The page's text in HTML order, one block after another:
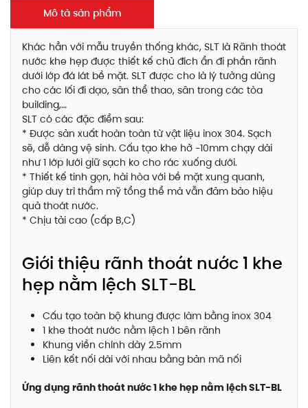
Mô tả sản phẩm
Khác hẳn với mẫu truyền thống khác, SLT là Rãnh thoát
nước khe hẹp được thiết kế chủ đích ẩn đi phần rãnh
dưới lớp đá lát bề mặt. SLT được cho là lý tưởng dùng
cho các lối đi dạo, sân thể thao, sân trong các tòa
building,…
SLT có các đặc điểm sau:
* Được sản xuất hoàn toàn từ vật liệu inox 304. Sạch
sẽ, dễ dàng vệ sinh. Cấu tạo khe hở ~10mm chạy dài
như 1 lớp lưới giữ sạch ko cho rác xuống dưới.
* Thiết kế tinh gọn, hài hòa với bề mặt xung quanh,
giúp duy trì thẩm mỹ tổng thể mà vẫn đảm bảo hiệu
quả thoát nước.
* Chịu tải cao (cấp B,C)
Giới thiệu rãnh thoát nước 1 khe
hẹp nằm lệch SLT-BL
Cấu tạo toàn bộ khung được làm bằng inox 304
1 khe thoát nước nằm lệch 1 bên rãnh
Khung viền chính dày 2.5mm
Liên kết nối dài với nhau bằng bản mã nối
Ứng dụng rãnh thoát nước 1 khe hẹp nằm lệch SLT-BL